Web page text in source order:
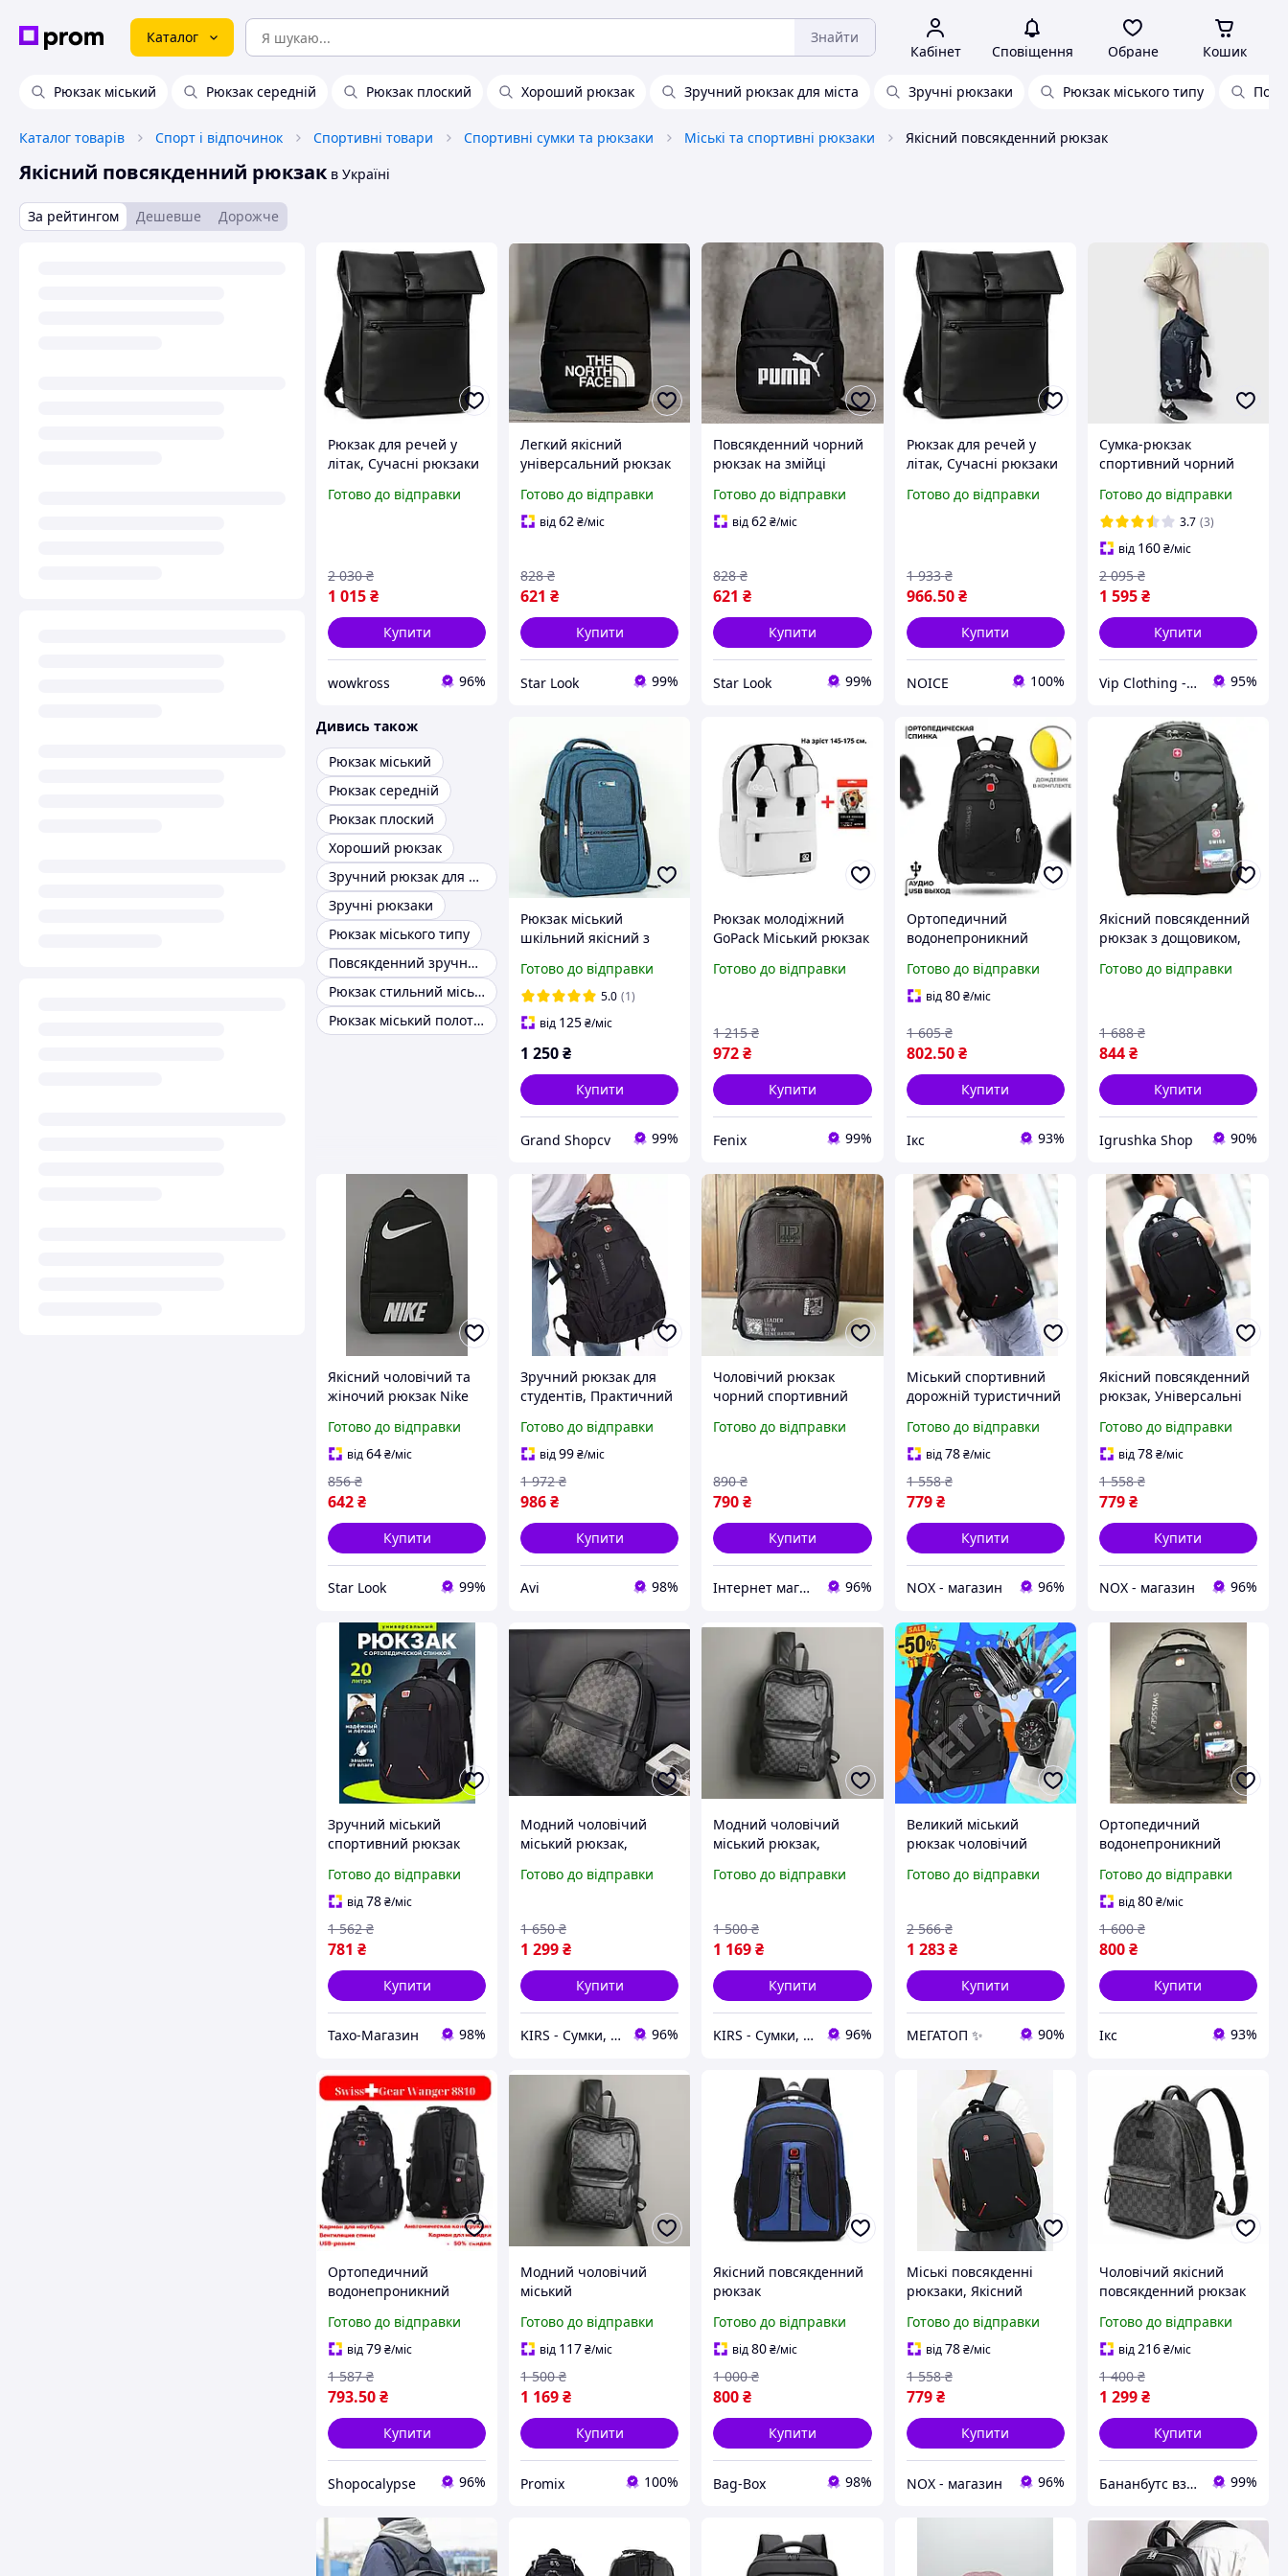
Каталог Знайти
Кабінет Сповіщення Обране Кошик
Рюкзак міський Рюкзак середній Рюкзак плоский Хороший рюкзак Зручний рюкзак для міста Зручні рюкзаки Рюкзак міського типу
Каталог товарів Спорт і відпочинок Спортивні товари Спортивні сумки та рюкзаки Міські та спортивні рюкзаки Якісний повсякденний рюкзак
Якісний повсякденний рюкзак в Україні
За рейтингом Дешевше Дорожче
Рюкзак для речей у
літак, Сучасні рюкзаки
Чоловічий міцний
Готово до відправки
1 015₴
2 030 ₴
Купити
wowkross 96%
Легкий якісний
універсальний рюкзак
повсякденного
використання міський
Готово до відправки
від62₴/міс
621 ₴
828 ₴
Купити
Star Look 99%
Повсякденний чорний
рюкзак на змійці
передньою кишенею
легкий для міста
Готово до відправки
від62₴/міс
621 ₴
828 ₴
Купити
Star Look 99%
Рюкзак для речей у
літак, Сучасні рюкзаки
Чоловічий міцний
Готово до відправки
966.50 ₴
1 933 ₴
Купити
NOICE 100%
Сумка-рюкзак
спортивний чорний
Портфель стильний
повсякденний Андер
Армор якісний
Готово до відправки
3.7 (3)
від 160₴/міс
1 595₴
2 095 ₴
Купити
Vip Clothing - Інтернет магазин брендового одягу 95%
Дивись також
Рюкзак міський
Рюкзак середній
Рюкзак плоский
Хороший рюкзак
Зручний рюкзак для міста
Зручні рюкзаки
Рюкзак міського типу
Повсякденний зручний рюкзак
Рюкзак стильний міський для чоловіків
Рюкзак міський полотняний
Рюкзак міський
шкільний якісний з
молодіжний місткий
повсякденний USB
Готово до відправки
5.0 (1)
від 125₴/міс
1 250₴
Купити
Grand Shopcv 99%
Рюкзак молодіжний
GoPack Міський рюкзак
рюкзаки Рюкзак для
Готово до відправки
972₴
1 215 ₴
Купити
Fenix 99%
Ортопедичний
водонепроникний
повсякденний зручний
рюкзак, чоловічі якісні
Готово до відправки
від80 ₴/міс
802.50 ₴
1 605 ₴
Купити
Ікс 93%
Якісний повсякденний
рюкзак з дощовиком,
навчання ноутбука,
Готово до відправки
844₴
1 688 ₴
Купити
Igrushka Shop 90%
Якісний чоловічий та
жіночий рюкзак Nike
для ручної поклажі в
літак надійний на
Готово до відправки
від64₴/міс
642₴
856 ₴
Купити
Star Look 99%
Зручний рюкзак для
студентів, Практичний
дощовиком, 32л), AVI
Готово до відправки
від99₴/міс
986₴
1 972 ₴
Купити
Avi 98%
Чоловічий рюкзак
чорний спортивний
повсякденний зручний
Готово до відправки
790₴
890 ₴
Купити
Інтернет магазин сумок та аксесуарів BarBags 96%
Міський спортивний
дорожній туристичний
45х31х16 см), NOX
Готово до відправки
від78 ₴/міс
779 ₴
1 558 ₴
Купити
NOX - магазин 96%
Якісний повсякденний
рюкзак, Універсальні
(Вологостійкий,
45х31х16 см), Чорний
Готово до відправки
від78₴/міс
779₴
1 558 ₴
Купити
NOX - магазин 96%
Зручний міський
спортивний рюкзак
45х31х16 см), Якісний
повсякденний рюкзак,
THO
Готово до відправки
від78₴/міс
781 ₴
1 562 ₴
Купити
Тахо-Магазин 98%
Модний чоловічий
міський рюкзак,
рюкзак на плечі для
Готово до відправки
1 299₴
1 650 ₴
Купити
KIRS - Сумки, рюкзаки, портфелі, клатчі, наручні годинники оптом і в роздріб 96%
Модний чоловічий
міський рюкзак,
рюкзак на плечі для
Готово до відправки
1 169₴
1 500 ₴
Купити
KIRS - Сумки, рюкзаки, портфелі, клатчі, наручні годинники оптом і в роздріб 96%
Великий міський
рюкзак чоловічий
модний чоловічий
рюкзак повсякденний
якісний
Готово до відправки
1 283 ₴
2 566 ₴
Купити
МЕГАТОП ✨ 90%
Ортопедичний
водонепроникний
повсякденний зручний
рюкзак, чоловічі якісні
рюкзаки
Готово до відправки
від80₴/міс
800₴
1 600 ₴
Купити
Ікс 93%
Ортопедичний
водонепроникний
повсякденний зручний
рюкзак, чоловічі якісні
рюкзаки Sho
Готово до відправки
від79₴/міс
793.50₴
1 587 ₴
Купити
Shopocalypse 96%
Модний чоловічий
міський
місткий рюкзак на
плечі для чоловіків
якісний PMX
Готово до відправки
від 117₴/міс
1 169₴
1 500 ₴
Купити
Promix 100%
Якісний повсякденний
рюкзак
портфель Рюкзак
стильний міський для
чоловіків Сумка з
ексклюзивним
дизайном на ка
Готово до відправки
від80₴/міс
800₴
1 000 ₴
Купити
Bag-Box 98%
Міські повсякденні
рюкзаки, Якісний
(Вологостійкий,
45х31х16 см), NOX
Готово до відправки
від78 ₴/міс
779 ₴
1 558 ₴
Купити
NOX - магазин 96%
Чоловічий якісний
повсякденний рюкзак
Готово до відправки
від216₴/міс
1 299₴
1 400 ₴
Купити
Бананбутс взуття сумки рюкзаки аксесуари 99%